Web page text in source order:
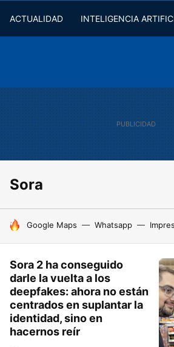
ACTUALIDAD INTELIGENCIA
Sora
HOY SE HABLA DE
Google Maps Whatsapp
Sora 2 ha conseguido
darle la vuelta a los
deepfakes: ahora no están
centrados en suplantar la
identidad, sino en
hacernos reír